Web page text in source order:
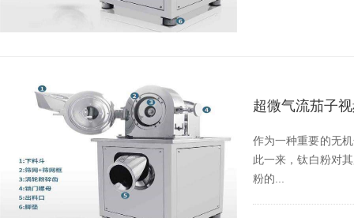
超微气流茄子
作为一种重要的无机
此一来，钛白粉对
粉的...